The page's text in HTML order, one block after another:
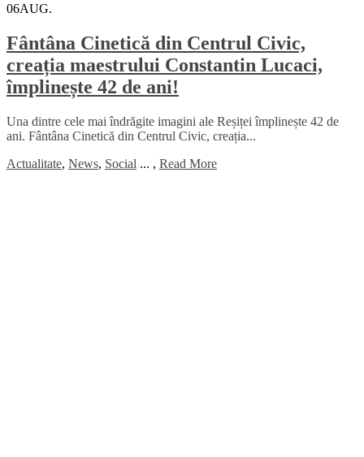
06AUG.
Fântâna Cinetică din Centrul Civic,
creația maestrului Constantin Lucaci,
împlinește 42 de ani!
Una dintre cele mai îndrăgite imagini ale Reșiței împlinește 42 de
ani. Fântâna Cinetică din Centrul Civic, creația...
Actualitate, News, Social ... , Read More